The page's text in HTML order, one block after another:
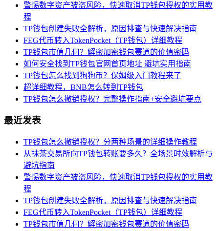
警惕数字资产被盗风险，快速取消TP钱包授权的实用教
程
TP钱包创建失败全解析，原因排查与快速解决指南
FEG代币转入TokenPocket（TP钱包）详细教程
TP钱包市值几何？解密加密钱包赛道的价值密码
如何安全找到TP钱包官网首页地址 避坑实用指南
TP钱包怎么找到狗狗币？保姆级入门教程来了
超详细教程，BNB怎么转到TP钱包
TP钱包怎么撤销授权？完整操作指南+安全避坑要点
最近发表
TP钱包怎么撤销授权？分两种场景的详细操作教程
从抹茶交易所向TP钱包转账要多久？全场景时效解析与
避坑指南
警惕数字资产被盗风险，快速取消TP钱包授权的实用教
程
TP钱包创建失败全解析，原因排查与快速解决指南
FEG代币转入TokenPocket（TP钱包）详细教程
TP钱包市值几何？解密加密钱包赛道的价值密码